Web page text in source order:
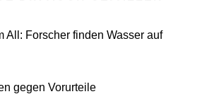
All: Forscher finden Wasser auf
gegen Vorurteile